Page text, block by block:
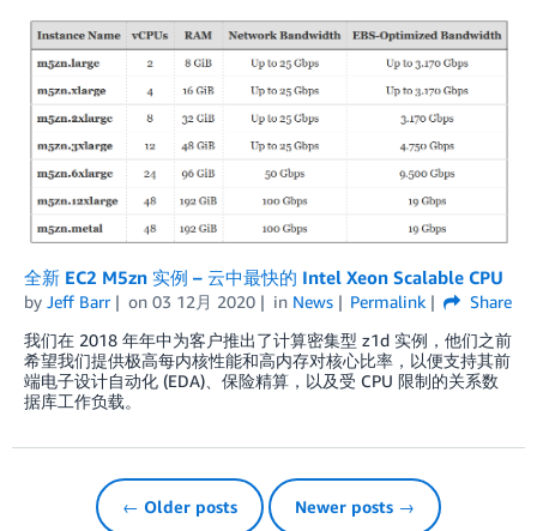
全新 EC2 M5zn 实例 – 云中最快的 Intel Xeon Scalable CPU
by Jeff Barr on 03 12月 2020 in News Permalink
Share
我们在 2018 年年中为客户推出了计算密集型 z1d 实例，他们之前
希望我们提供极高每内核性能和高内存对核心比率，以便支持其前
端电子设计自动化 (EDA)、保险精算，以及受 CPU 限制的关系数
据库工作负载。
← Older posts Newer posts →